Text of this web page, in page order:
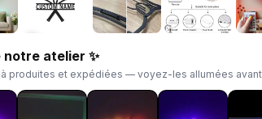
notre atelier ✨
produites et expédiées — voyez-les allumées